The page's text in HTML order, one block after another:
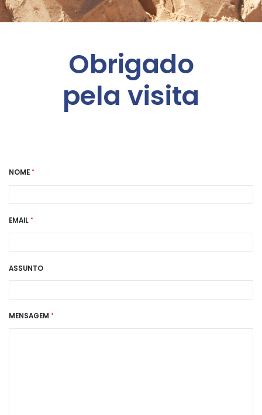
Obrigado
pela visita
NOME
EMAIL
ASSUNTO
MENSAGEM